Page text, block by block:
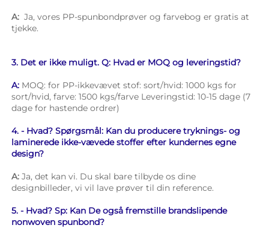
A: Ja, vores PP-spunbondprøver og farvebog er gratis at
tjekke.
3. Det er ikke muligt. Q: Hvad er MOQ og leveringstid?
A: MOQ: for PP-ikkevævet stof: sort/hvid: 1000 kgs for
sort/hvid, farve: 1500 kgs/farve Leveringstid: 10-15 dage (7
dage for hastende ordrer)
4. - Hvad? Spørgsmål: Kan du producere tryknings- og
laminerede ikke-vævede stoffer efter kundernes egne
design?
A: Ja, det kan vi. Du skal bare tilbyde os dine
designbilleder, vi vil lave prøver til din reference.
5. - Hvad? Sp: Kan De også fremstille brandslipende
nonwoven spunbond?